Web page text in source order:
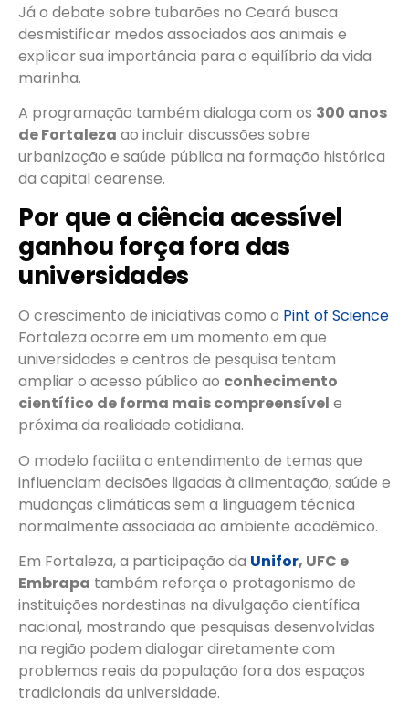
Já o debate sobre tubarões no Ceará busca
desmistificar medos associados aos animais e
explicar sua importância para o equilíbrio da vida
marinha.
A programação também dialoga com os 300 anos
de Fortaleza ao incluir discussões sobre
urbanização e saúde pública na formação histórica
da capital cearense.
Por que a ciência acessível
ganhou força fora das
universidades
O crescimento de iniciativas como o Pint of Science
Fortaleza ocorre em um momento em que
universidades e centros de pesquisa tentam
ampliar o acesso público ao conhecimento
científico de forma mais compreensível e
próxima da realidade cotidiana.
O modelo facilita o entendimento de temas que
influenciam decisões ligadas à alimentação, saúde e
mudanças climáticas sem a linguagem técnica
normalmente associada ao ambiente acadêmico.
Em Fortaleza, a participação da Unifor, UFC e
Embrapa também reforça o protagonismo de
instituições nordestinas na divulgação científica
nacional, mostrando que pesquisas desenvolvidas
na região podem dialogar diretamente com
problemas reais da população fora dos espaços
tradicionais da universidade.